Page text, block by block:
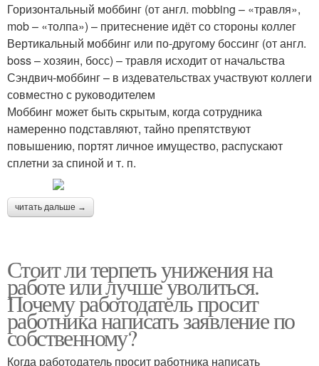
Горизонтальный моббинг (от англ. mobbing – «травля»,
mob – «толпа») – притеснение идёт со стороны коллег
Вертикальный моббинг или по-другому боссинг (от англ.
boss – хозяин, босс) – травля исходит от начальства
Сэндвич-моббинг – в издевательствах участвуют коллеги
совместно с руководителем
Моббинг может быть скрытым, когда сотрудника
намеренно подставляют, тайно препятствуют
повышению, портят личное имущество, распускают
сплетни за спиной и т. п.
читать дальше →
Стоит ли терпеть унижения на
работе или лучше уволиться.
Почему работодатель просит
работника написать заявление по
собственному?
Когда работодатель просит работника написать